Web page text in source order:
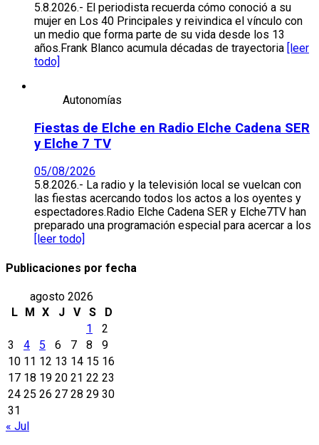
5.8.2026.- El periodista recuerda cómo conoció a su
mujer en Los 40 Principales y reivindica el vínculo con
un medio que forma parte de su vida desde los 13
años.Frank Blanco acumula décadas de trayectoria [leer
todo]
Autonomías
Fiestas de Elche en Radio Elche Cadena SER
y Elche 7 TV
05/08/2026
5.8.2026.- La radio y la televisión local se vuelcan con
las fiestas acercando todos los actos a los oyentes y
espectadores.Radio Elche Cadena SER y Elche7TV han
preparado una programación especial para acercar a los
[leer todo]
Publicaciones por fecha
agosto 2026
L
M X J V S
D
1
2
3
4 5 6 7 8
9
10 11 12 13 14 15 16
17 18 19 20 21 22 23
24 25 26 27 28 29 30
31
« Jul